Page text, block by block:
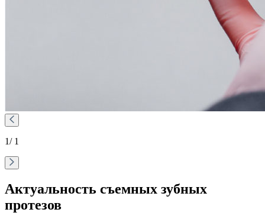
1/ 1
Актуальность съемных зубных
протезов